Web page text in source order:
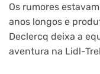
Os rumores
anos longos e
Declercq deixa a
aventura na Lidl-